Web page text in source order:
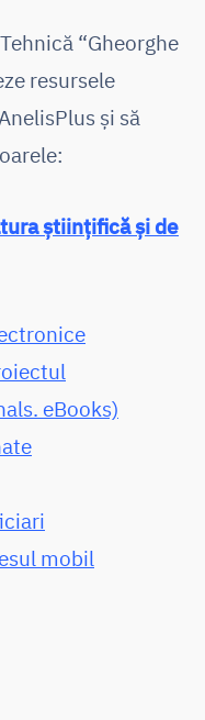
“Gheorghe
resursele
și să
științifică și de
eBooks)
mobil